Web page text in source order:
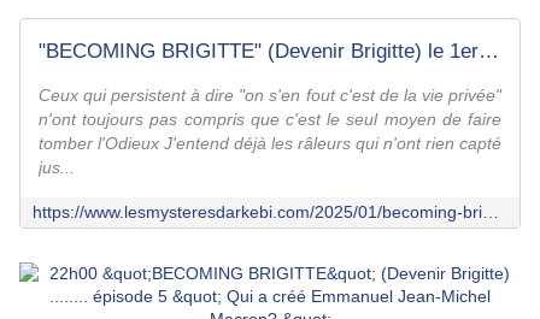
"BECOMING BRIGITTE" (Devenir Brigitte) le 1er chapitre de LA RÉVÉLATION (l'apocalypse) + MàJ VERSION SOUS TITRÉE EN FRANÇAIS - Le fil d'Arkébi
Ceux qui persistent à dire "on s'en fout c'est de la vie privée"
n'ont toujours pas compris que c'est le seul moyen de faire
tomber l'Odieux J'entend déjà les râleurs qui n'ont rien capté
jus...